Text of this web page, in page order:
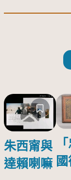
朱西甯與
達賴喇嘛